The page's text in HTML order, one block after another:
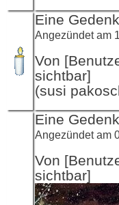
Eine
Angezündet am
Von
sichtbar]
(susi
Eine
Angezündet am
Von
sichtbar]